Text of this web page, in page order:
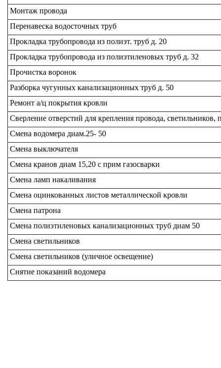
Монтаж провода
Перенавеска водосточных труб
Прокладка трубопровода из полиэт. труб д. 20
Прокладка трубопровода из полиэтиленовых труб д. 32
Прочистка воронок
Разборка чугунных канализационных труб д. 50
Ремонт а/ц покрытия кровли
Сверление отверстий для крепления провода, светильников,
Смена водомера диам.25- 50
Смена выключателя
Смена кранов диам 15,20 с прим газосварки
Смена ламп накаливания
Смена оцинкованных листов металлической кровли
Смена патрона
Смена полиэтиленовых канализационных труб диам 50
Смена светильников
Смена светильников (уличное освещение)
Снятие показаний водомера